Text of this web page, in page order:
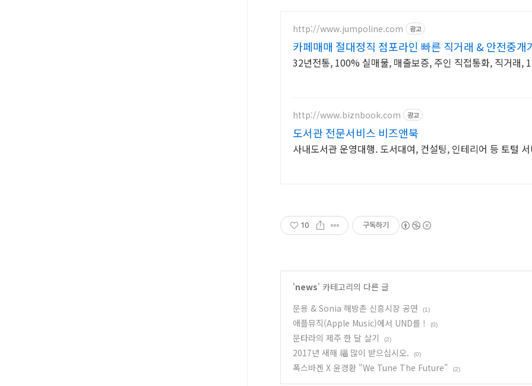
http://www.jumpoline.com 광고
카페매매 절대정직 점포라인 빠른 직거래 & 안전중개
32년전통, 100% 실매물, 매출보증, 주인 직접통화, 직거래,
http://www.biznbook.com 광고
도서관 전문서비스 비즈앤북
사내도서관 운영대행. 도서대여, 컨설팅, 인테리어 등 토털
10 구독하기
'news' 카테고리의 다른 글
문용 & Sonia 해방촌 신흥시장 공연
(1)
애플뮤직(Apple Music)에서 UND를 ! (0)
문타라의 제주 한 달 살기 (2)
2017년 새해 福 많이 받으십시오. (0)
폭스바겐 X 윤경환 "We Tune The Future" (2)